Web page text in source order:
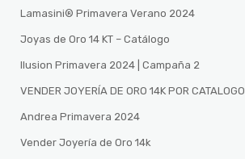
Lamasini®️ Primavera Verano 2024
Joyas de Oro 14 KT – Catálogo
Ilusion Primavera 2024 | Campaña 2
VENDER JOYERÍA DE ORO 14K POR CATALOGO
Andrea Primavera 2024
Vender Joyería de Oro 14k